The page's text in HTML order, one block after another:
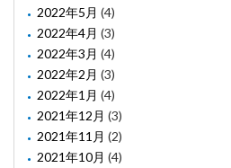
2022年5月 (4)
2022年4月 (3)
2022年3月 (4)
2022年2月 (3)
2022年1月 (4)
2021年12月 (3)
2021年11月 (2)
2021年10月 (4)